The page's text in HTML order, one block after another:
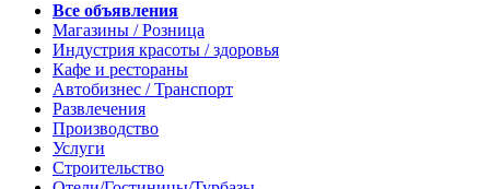
Все объявления
Магазины / Розница
Индустрия красоты / здоровья
Кафе и рестораны
Автобизнес / Транспорт
Развлечения
Производство
Услуги
Строительство